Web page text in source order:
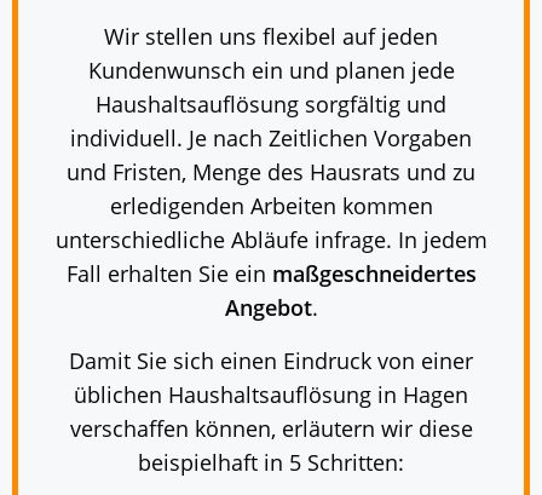
Wir stellen uns flexibel auf jeden
Kundenwunsch ein und planen jede
Haushaltsauflösung sorgfältig und
individuell. Je nach Zeitlichen Vorgaben
und Fristen, Menge des Hausrats und zu
erledigenden Arbeiten kommen
unterschiedliche Abläufe infrage. In jedem
Fall erhalten Sie ein maßgeschneidertes
Angebot.
Damit Sie sich einen Eindruck von einer
üblichen Haushaltsauflösung in Hagen
verschaffen können, erläutern wir diese
beispielhaft in 5 Schritten: